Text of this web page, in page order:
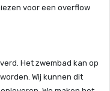
voor een overflow
Het zwembad kan op
Wij kunnen dit